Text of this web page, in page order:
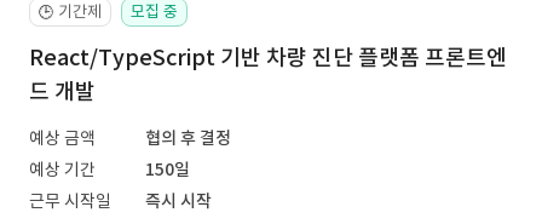
🕒 기간제 모집 중
React/TypeScript 기반 차량 진단 플랫폼 프론트엔
드 개발
예상 금액
협의 후 결정
예상 기간
150일
근무 시작일
즉시 시작